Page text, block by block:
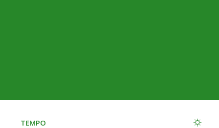
TEMPO